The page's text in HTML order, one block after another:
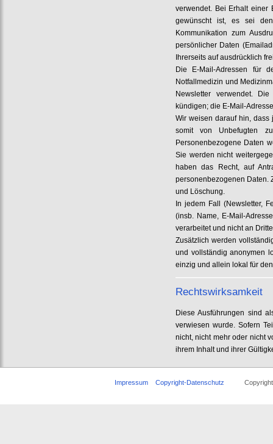
verwendet. Bei Erhalt einer
gewünscht ist, es sei
Kommunikation zum
persönlicher Daten
Ihrerseits auf ausdrücklich
Die E-Mail-Adressen für
Notfallmedizin und
Newsletter verwendet.
kündigen; die E-Mail-
Wir weisen darauf hin,
somit von Unbefugten
Personenbezogene Daten
Sie werden nicht
haben das Recht, auf
personenbezogenen Daten.
und Löschung.
In jedem Fall (Newsletter,
(insb. Name, E-Mail-
verarbeitet und nicht an
Zusätzlich werden
und vollständig anonymen
einzig und allein lokal für
Rechtswirksamkeit
Diese Ausführungen sind
verwiesen wurde. Sofern
nicht, nicht mehr oder nicht
ihrem Inhalt und ihrer
Impressum Copyright-Datenschutz Copyright ©